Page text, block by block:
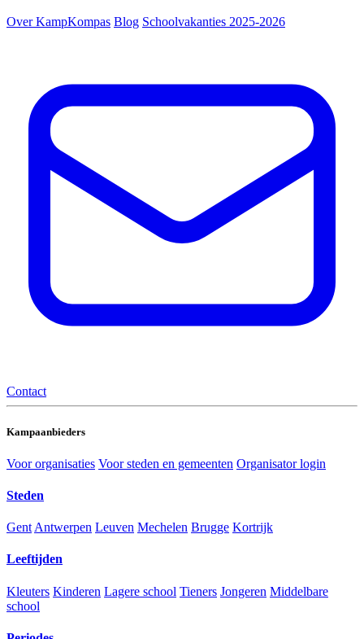
Over KampKompas Blog Schoolvakanties 2025-2026
Contact
Kampaanbieders
Voor organisaties Voor steden en gemeenten Organisator login
Steden
Gent Antwerpen Leuven Mechelen Brugge Kortrijk
Leeftijden
Kleuters Kinderen Lagere school Tieners Jongeren Middelbare
school